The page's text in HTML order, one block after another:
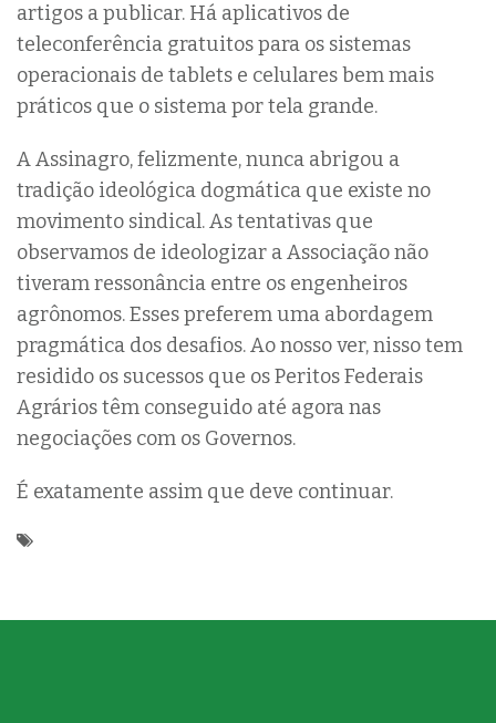
artigos a publicar. Há aplicativos de
teleconferência gratuitos para os sistemas
operacionais de tablets e celulares bem mais
práticos que o sistema por tela grande.
A Assinagro, felizmente, nunca abrigou a
tradição ideológica dogmática que existe no
movimento sindical. As tentativas que
observamos de ideologizar a Associação não
tiveram ressonância entre os engenheiros
agrônomos. Esses preferem uma abordagem
pragmática dos desafios. Ao nosso ver, nisso tem
residido os sucessos que os Peritos Federais
Agrários têm conseguido até agora nas
negociações com os Governos.
É exatamente assim que deve continuar.